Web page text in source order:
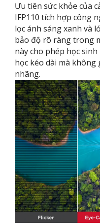
Ưu tiên sức khỏe của
IFP110 tích hợp công
lọc ánh sáng xanh và
bảo độ rõ ràng trong
này cho phép học
học kéo dài mà không
nhãng.